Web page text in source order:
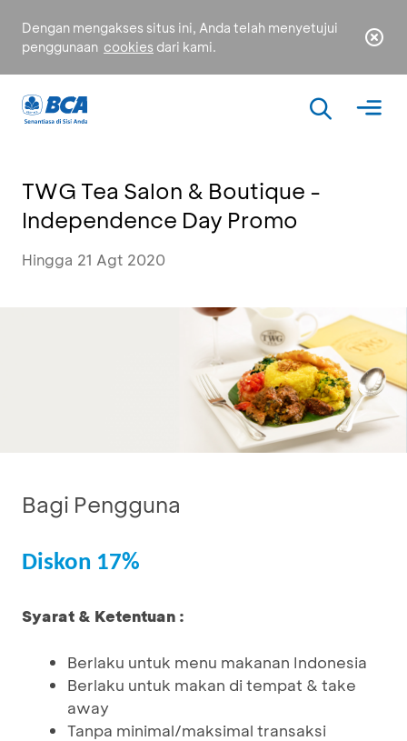
Dengan mengakses situs ini, Anda telah menyetujui
penggunaan cookies dari kami.
TWG Tea Salon & Boutique -
Independence Day Promo
Hingga 21 Agt 2020
Bagi Pengguna
Diskon 17%
Syarat & Ketentuan :
Berlaku untuk menu makanan Indonesia
Berlaku untuk makan di tempat & take
away
Tanpa minimal/maksimal transaksi